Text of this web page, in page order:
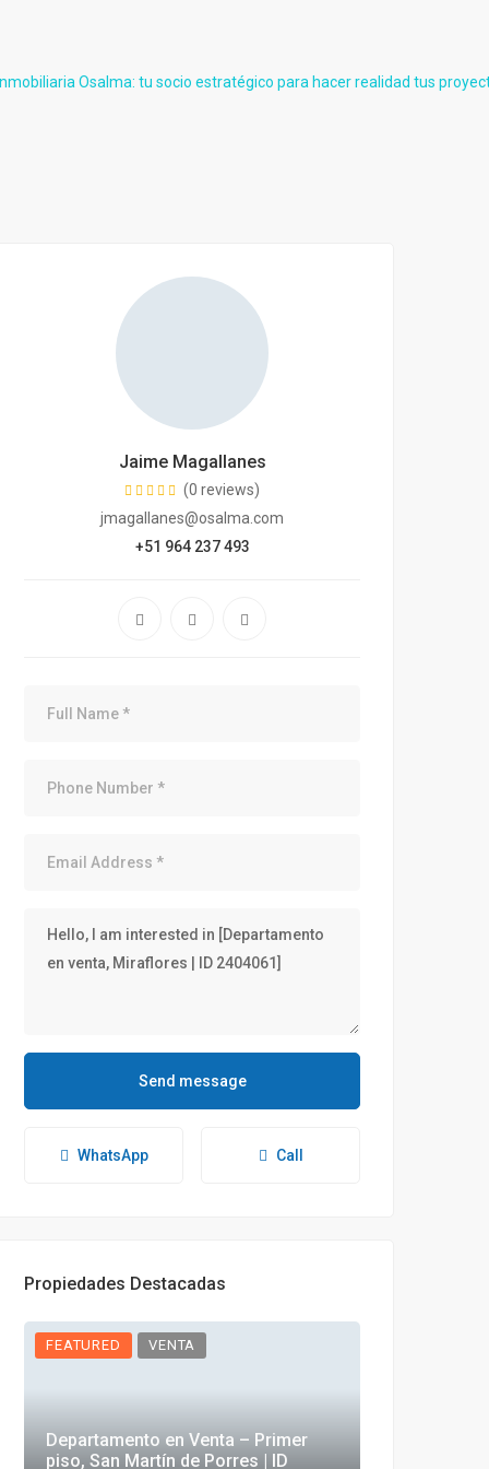
Jaime Magallanes
(0 reviews)
jmagallanes@osalma.com
+51 964 237 493
Send message
WhatsApp Call
Propiedades Destacadas
FEATURED VENTA
Departamento en Venta – Primer
piso, San Martín de Porres | ID